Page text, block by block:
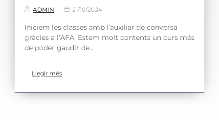
ADMIN 21/10/2024
Iniciem les classes amb l’auxiliar de conversa
gràcies a l’AFA. Estem molt contents un curs més
de poder gaudir de...
Llegir més